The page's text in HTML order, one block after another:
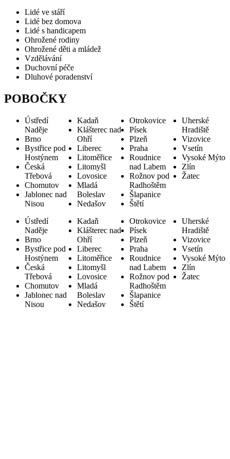
Lidé ve stáří
Lidé bez domova
Lidé s handicapem
Ohrožené rodiny
Ohrožené děti a mládež
Vzdělávání
Duchovní péče
Dluhové poradenství
POBOČKY
Ústředí
Naděje
Brno
Bystřice pod
Hostýnem
Česká
Třebová
Chomutov
Jablonec nad
Nisou
Kadaň
Klášterec nad
Ohří
Liberec
Litoměřice
Litomyšl
Lovosice
Mladá
Boleslav
Nedašov
Otrokovice
Písek
Plzeň
Praha
Roudnice
nad Labem
Rožnov pod
Radhoštěm
Šlapanice
Štětí
Uherské
Hradiště
Vizovice
Vsetín
Vysoké Mýto
Zlín
Žatec
Ústředí
Naděje
Brno
Bystřice pod
Hostýnem
Česká
Třebová
Chomutov
Jablonec nad
Nisou
Kadaň
Klášterec nad
Ohří
Liberec
Litoměřice
Litomyšl
Lovosice
Mladá
Boleslav
Nedašov
Otrokovice
Písek
Plzeň
Praha
Roudnice
nad Labem
Rožnov pod
Radhoštěm
Šlapanice
Štětí
Uherské
Hradiště
Vizovice
Vsetín
Vysoké Mýto
Zlín
Žatec